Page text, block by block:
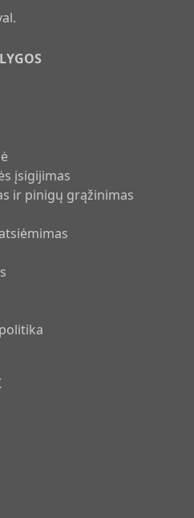
įsigijimas
ir pinigų grąžinimas